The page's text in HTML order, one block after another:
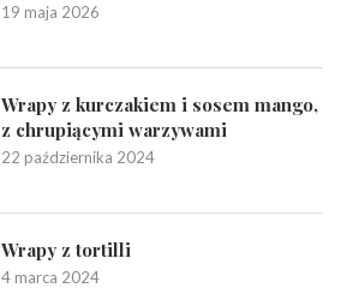
19 maja 2026
Wrapy z kurczakiem i sosem mango,
z chrupiącymi warzywami
22 października 2024
Wrapy z tortilli
4 marca 2024